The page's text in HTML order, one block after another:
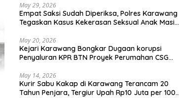
May 29, 2026
Empat Saksi Sudah Diperiksa, Polres Karawang
Tegaskan Kasus Kekerasan Seksual Anak Masih
May 20, 2026
Kejari Karawang Bongkar Dugaan korupsi
Penyaluran KPR BTN Proyek Perumahan CSG
May 14, 2026
Kurir Sabu Kakap di Karawang Terancam 20
Tahun Penjara, Tergiur Upah Rp10 Juta per 100